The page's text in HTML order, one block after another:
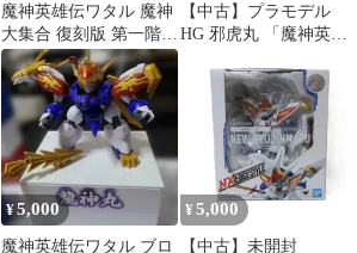
魔神英雄伝ワタル 魔神
大集合 復刻版 第一階層
から第七階層セット
【中古】プラモデル
HG 邪虎丸 「魔神英雄
¥5,000
魔神英雄伝ワタル ブロ
¥ 5,000
【中古】未開封